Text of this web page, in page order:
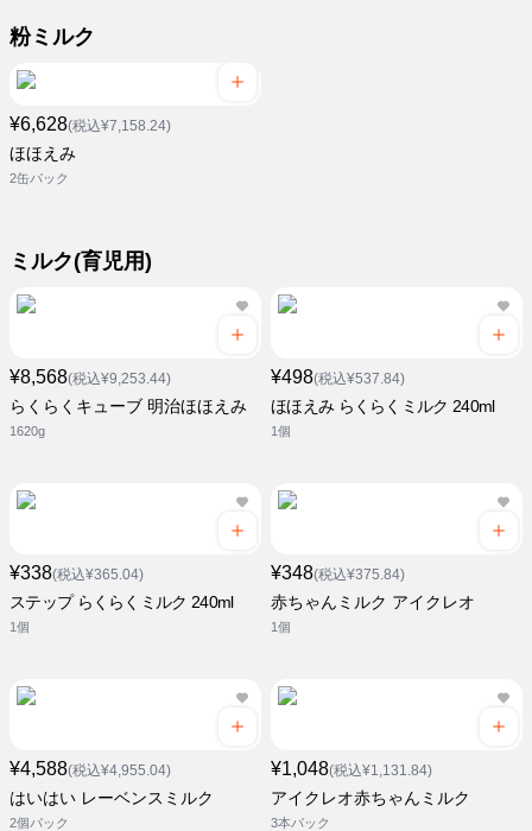
粉ミルク
¥6,628(税込¥7,158.24)
ほほえみ
2缶パック
ミルク(育児用)
¥8,568(税込¥9,253.44)
らくらくキューブ 明治ほほえみ
1620g
¥498(税込¥537.84)
ほほえみ らくらくミルク 240ml
1個
¥338(税込¥365.04)
ステップ らくらくミルク 240ml
1個
¥348(税込¥375.84)
赤ちゃんミルク アイクレオ
1個
¥4,588(税込¥4,955.04)
はいはい レーベンスミルク
2個パック
¥1,048(税込¥1,131.84)
アイクレオ赤ちゃんミルク
3本パック